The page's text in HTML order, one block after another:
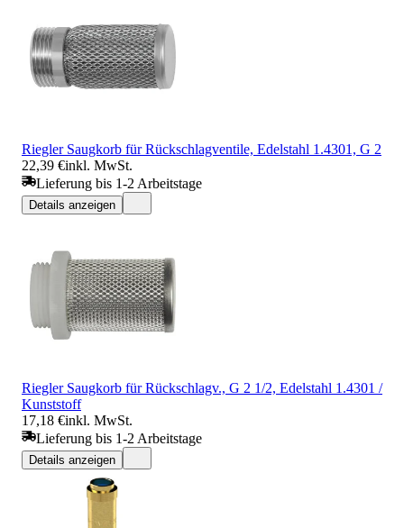
Riegler Saugkorb für Rückschlagventile, Edelstahl 1.4301, G 2
22,39 €inkl. MwSt.
Lieferung bis 1-2 Arbeitstage
Details anzeigen
Riegler Saugkorb für Rückschlagv., G 2 1/2, Edelstahl 1.4301 /
Kunststoff
17,18 €inkl. MwSt.
Lieferung bis 1-2 Arbeitstage
Details anzeigen